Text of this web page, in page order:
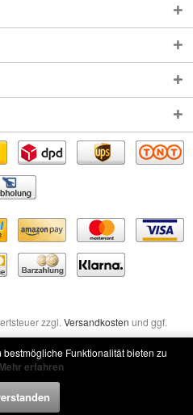
zzgl. Versandkosten und ggf.
nicht anders beschrieben
erklären
Funktionalität bieten zu
Mehr erfahren